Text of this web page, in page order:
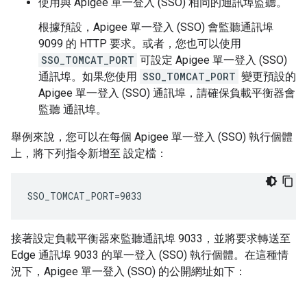
根據預設，Apigee 單一登入 (SSO) 會監聽通訊埠
9099 的 HTTP 要求。或者，您也可以使用
SSO_TOMCAT_PORT 可設定 Apigee 單一登入 (SSO)
通訊埠。如果您使用 SSO_TOMCAT_PORT 變更預設的
Apigee 單一登入 (SSO) 通訊埠，請確保負載平衡器會
監聽 通訊埠。
舉例來說，您可以在每個 Apigee 單一登入 (SSO) 執行個體
上，將下列指令新增至 設定檔：
SSO_TOMCAT_PORT=9033
接著設定負載平衡器來監聽通訊埠 9033，並將要求轉送至
Edge 通訊埠 9033 的單一登入 (SSO) 執行個體。在這種情
況下，Apigee 單一登入 (SSO) 的公開網址如下：